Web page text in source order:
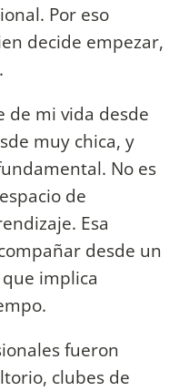
Por eso
decide empezar,
de mi vida desde
muy chica, y
No es
de
Esa
desde un
implica
fueron
clubes de